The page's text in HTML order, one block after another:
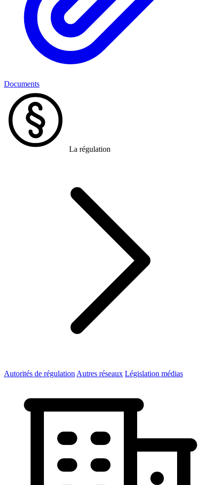
Documents
La régulation
Autorités de régulation Autres réseaux Législation médias